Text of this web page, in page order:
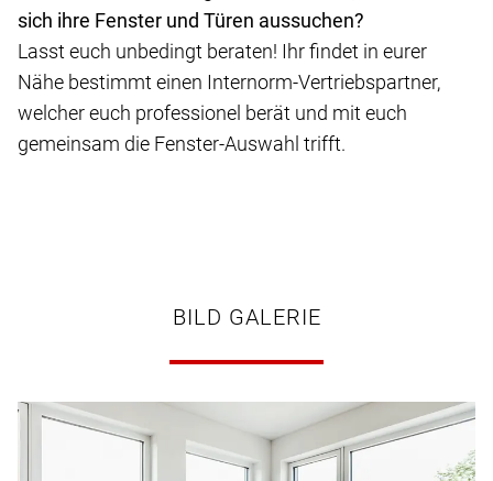
sich ihre Fenster und Türen aussuchen?
Lasst euch unbedingt beraten! Ihr findet in eurer
Nähe bestimmt einen Internorm-Vertriebspartner,
welcher euch professionel berät und mit euch
gemeinsam die Fenster-Auswahl trifft.
BILD GALERIE